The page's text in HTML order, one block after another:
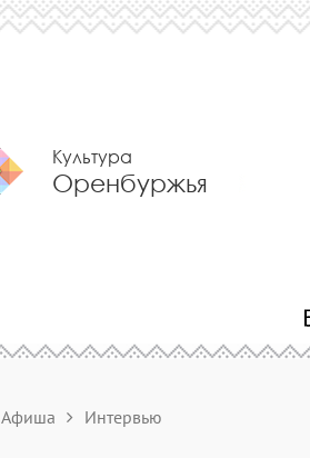
Культура
Оренбуржья
Афиша Интервью